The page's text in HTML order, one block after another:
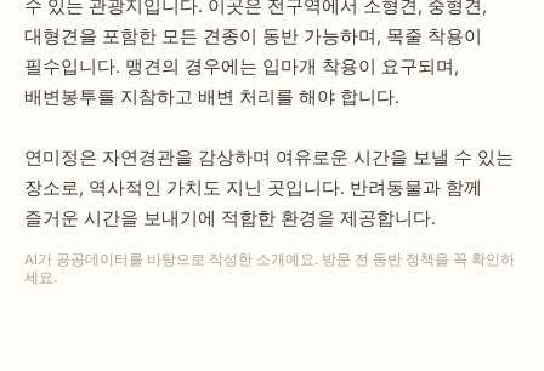
수 있는 관광지입니다. 이곳은 전구역에서 소형견, 중형견,
대형견을 포함한 모든 견종이 동반 가능하며, 목줄 착용이
필수입니다. 맹견의 경우에는 입마개 착용이 요구되며,
배변봉투를 지참하고 배변 처리를 해야 합니다.
연미정은 자연경관을 감상하며 여유로운 시간을 보낼 수 있는
장소로, 역사적인 가치도 지닌 곳입니다. 반려동물과 함께
즐거운 시간을 보내기에 적합한 환경을 제공합니다.
AI가 공공데이터를 바탕으로 작성한 소개예요. 방문 전 동반 정책을 꼭 확인하
세요.